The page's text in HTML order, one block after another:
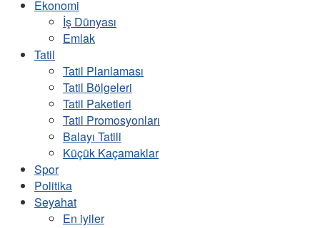
Ekonomi
İş Dünyası
Emlak
Tatil
Tatil Planlaması
Tatil Bölgeleri
Tatil Paketleri
Tatil Promosyonları
Balayı Tatili
Küçük Kaçamaklar
Spor
Politika
Seyahat
En iyiler